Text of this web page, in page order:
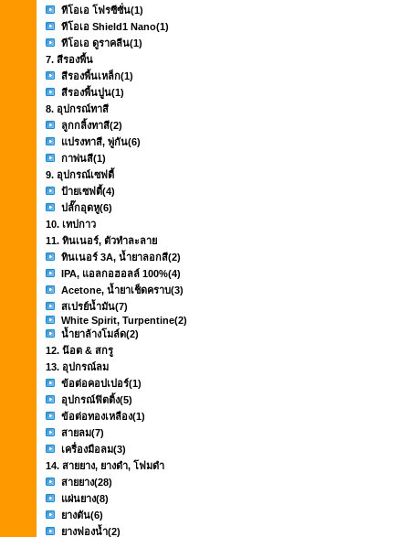
ทีโอเอ โฟรซีซั่น(1)
ทีโอเอ Shield1 Nano(1)
ทีโอเอ ดูราคลีน(1)
7. สีรองพื้น
สีรองพื้นเหล็ก(1)
สีรองพื้นปูน(1)
8. อุปกรณ์ทาสี
ลูกกลิ้งทาสี(2)
แปรงทาสี, พู่กัน(6)
กาพ่นสี(1)
9. อุปกรณ์เซฟตี้
ป้ายเซฟตี้(4)
ปลั๊กอุดหู(6)
10. เทปกาว
11. ทินเนอร์, ตัวทำละลาย
ทินเนอร์ 3A, น้ำยาลอกสี(2)
IPA, แอลกอฮอลล์ 100%(4)
Acetone, น้ำยาเช็ดคราบ(3)
สเปรย์น้ำมัน(7)
White Spirit, Turpentine(2)
น้ำยาล้างโมล์ด(2)
12. น๊อต & สกรู
13. อุปกรณ์ลม
ข้อต่อคอปเปอร์(1)
อุปกรณ์ฟิตติ้ง(5)
ข้อต่อทองเหลือง(1)
สายลม(7)
เครื่องมือลม(3)
14. สายยาง, ยางดำ, โฟมดำ
สายยาง(28)
แผ่นยาง(8)
ยางตัน(6)
ยางฟองน้ำ(2)